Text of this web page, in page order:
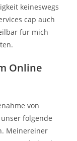
keineswegs
cap auch
fur mich
Online
von
folgende
Meinereiner